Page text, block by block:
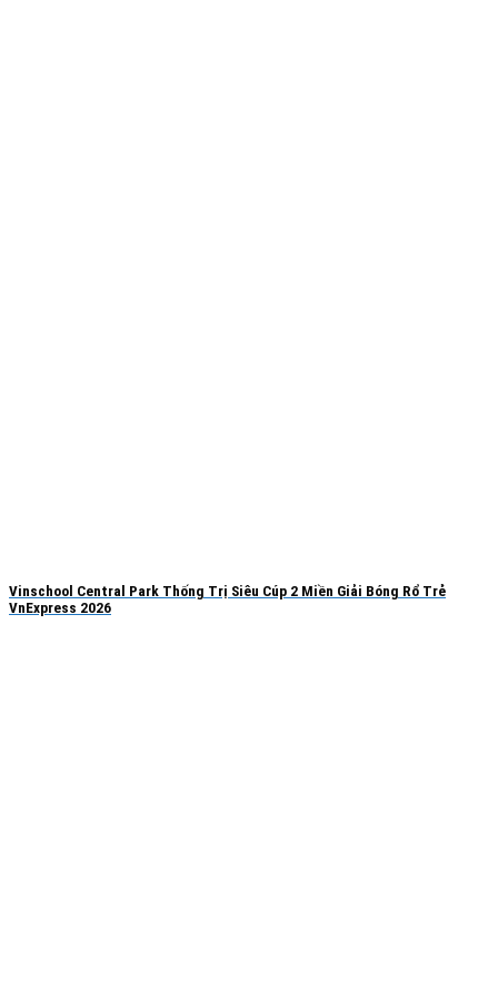
Vinschool Central Park Thống Trị Siêu Cúp 2 Miền Giải Bóng Rổ Trẻ
VnExpress 2026